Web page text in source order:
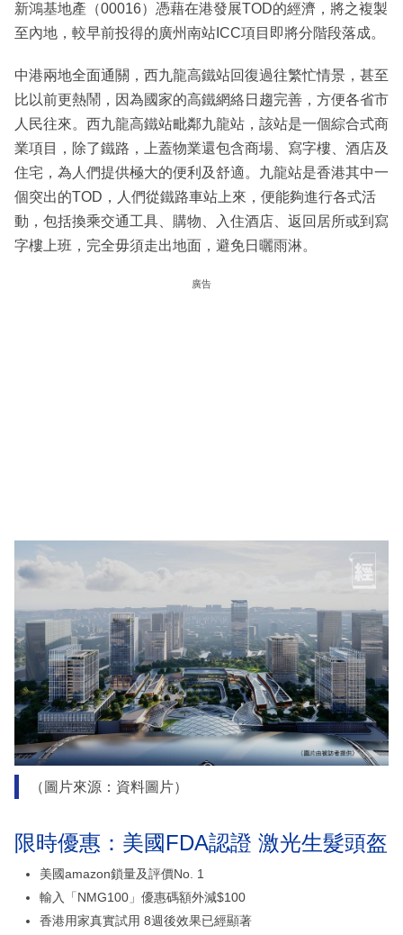
新鴻基地產（00016）憑藉在港發展TOD的經濟，將之複製
至內地，較早前投得的廣州南站ICC項目即將分階段落成。
中港兩地全面通關，西九龍高鐵站回復過往繁忙情景，甚至
比以前更熱鬧，因為國家的高鐵網絡日趨完善，方便各省市
人民往來。西九龍高鐵站毗鄰九龍站，該站是一個綜合式商
業項目，除了鐵路，上蓋物業還包含商場、寫字樓、酒店及
住宅，為人們提供極大的便利及舒適。九龍站是香港其中一
個突出的TOD，人們從鐵路車站上來，便能夠進行各式活
動，包括換乘交通工具、購物、入住酒店、返回居所或到寫
字樓上班，完全毋須走出地面，避免日曬雨淋。
廣告
（圖片來源：資料圖片）
限時優惠：美國FDA認證 激光生髮頭盔
美國amazon鎖量及評價No. 1
輸入「NMG100」優惠碼額外減$100
香港用家真實試用 8週後效果已經顯著